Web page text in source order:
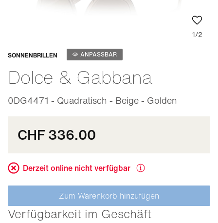
1/2
SONNENBRILLEN ANPASSBAR
Dolce & Gabbana
0DG4471 - Quadratisch - Beige - Golden
Anpassbar
CHF 336.00
Derzeit online nicht verfügbar
Zum Warenkorb hinzufügen
Verfügbarkeit im Geschäft